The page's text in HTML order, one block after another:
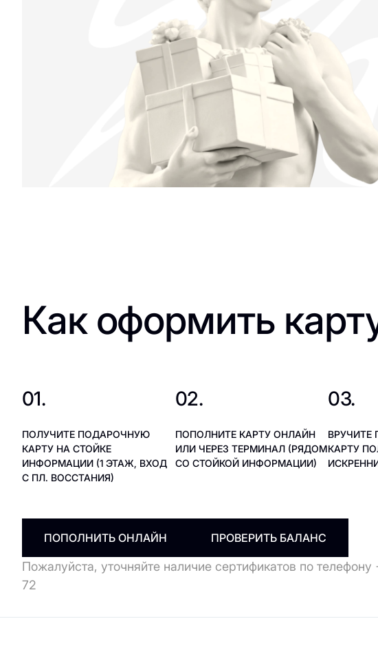
Как оформить
01.
ПОЛУЧИТЕ ПОДАРОЧНУЮ
КАРТУ НА СТОЙКЕ
ИНФОРМАЦИИ (1 ЭТАЖ, ВХОД
С ПЛ. ВОССТАНИЯ)
02.
ПОПОЛНИТЕ КАРТУ ОНЛАЙН
ИЛИ ЧЕРЕЗ ТЕРМИНАЛ (РЯДОМ
СО СТОЙКОЙ ИНФОРМАЦИИ)
03.
КАРТУ
ПОПОЛНИТЬ ОНЛАЙН ПРОВЕРИТЬ БАЛАНС
Пожалуйста, уточняйте наличие сертификатов по
72